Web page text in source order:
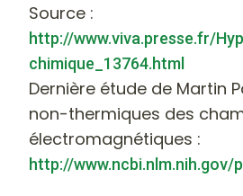
Source :
http://www.viva.presse.fr/
chimique_13764.html
Dernière étude de Martin
non-thermiques des
électromagnétiques :
http://www.ncbi.nlm.nih.gov/